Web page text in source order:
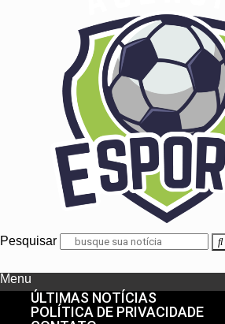
Pesquisar
Menu
ÚLTIMAS NOTÍCIAS
POLÍTICA DE PRIVACIDADE